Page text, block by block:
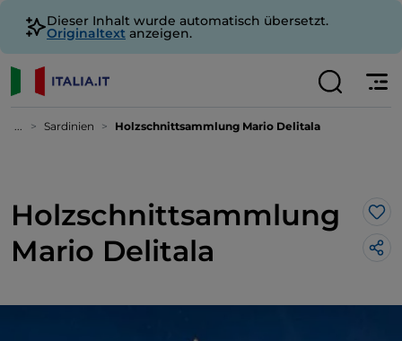
Dieser Inhalt wurde automatisch übersetzt.
Originaltext anzeigen.
... Sardinien Holzschnittsammlung Mario Delitala
Holzschnittsammlung
Mario Delitala